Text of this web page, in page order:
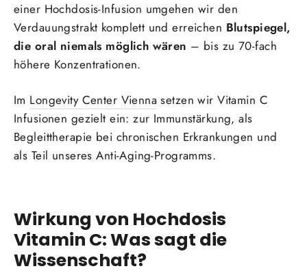
einer Hochdosis-Infusion umgehen wir den
Verdauungstrakt komplett und erreichen Blutspiegel,
die oral niemals möglich wären – bis zu 70-fach
höhere Konzentrationen.
Im Longevity Center Vienna setzen wir Vitamin C
Infusionen gezielt ein: zur Immunstärkung, als
Begleittherapie bei chronischen Erkrankungen und
als Teil unseres Anti-Aging-Programms.
Wirkung von Hochdosis
Vitamin C: Was sagt die
Wissenschaft?